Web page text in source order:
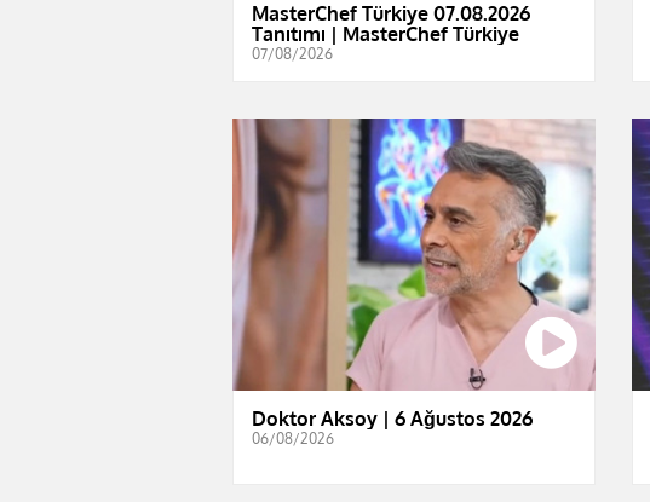
MasterChef Türkiye 07.08.2026
Tanıtımı | MasterChef Türkiye
07/08/2026
Doktor Aksoy | 6 Ağustos 2026
06/08/2026